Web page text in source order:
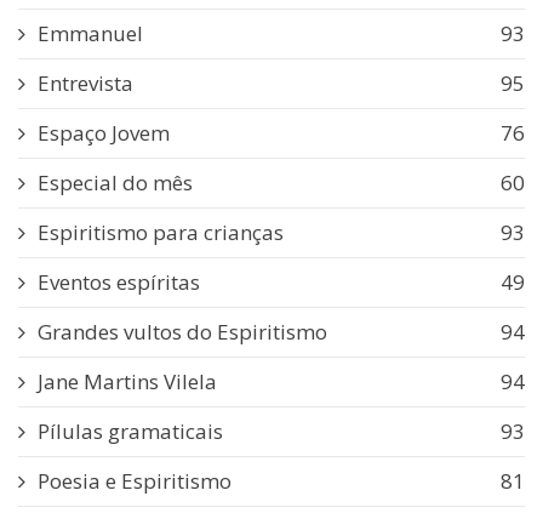
Emmanuel
93
Entrevista
95
Espaço Jovem
76
Especial do mês
60
Espiritismo para crianças
93
Eventos espíritas
49
Grandes vultos do Espiritismo
94
Jane Martins Vilela
94
Pílulas gramaticais
93
Poesia e Espiritismo
81